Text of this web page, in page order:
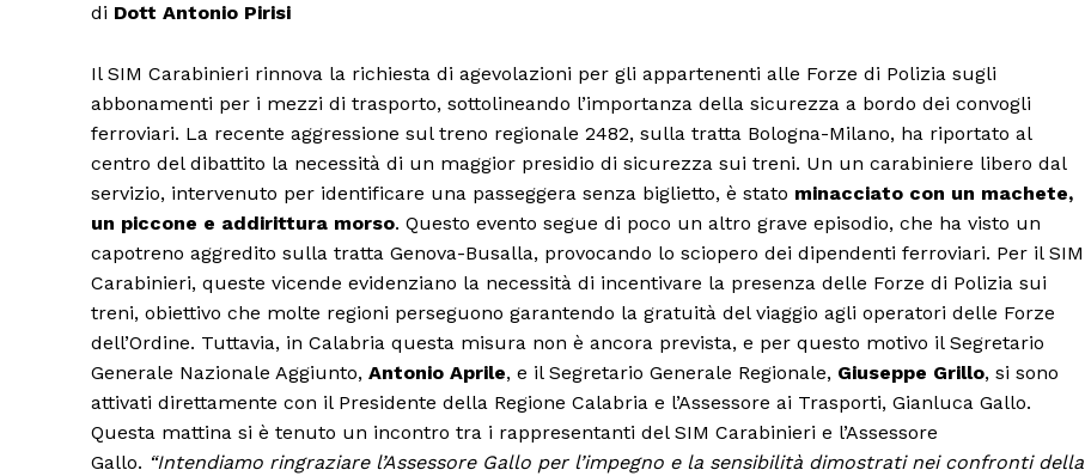
di Dott Antonio Pirisi
Il SIM Carabinieri rinnova la richiesta di agevolazioni per gli appartenenti alle Forze di Polizia sugli
abbonamenti per i mezzi di trasporto, sottolineando l’importanza della sicurezza a bordo dei convogli
ferroviari. La recente aggressione sul treno regionale 2482, sulla tratta Bologna-Milano, ha riportato al
centro del dibattito la necessità di un maggior presidio di sicurezza sui treni. Un un carabiniere libero dal
servizio, intervenuto per identificare una passeggera senza biglietto, è stato minacciato con un machete,
un piccone e addirittura morso. Questo evento segue di poco un altro grave episodio, che ha visto un
capotreno aggredito sulla tratta Genova-Busalla, provocando lo sciopero dei dipendenti ferroviari. Per il SIM
Carabinieri, queste vicende evidenziano la necessità di incentivare la presenza delle Forze di Polizia sui
treni, obiettivo che molte regioni perseguono garantendo la gratuità del viaggio agli operatori delle Forze
dell’Ordine. Tuttavia, in Calabria questa misura non è ancora prevista, e per questo motivo il Segretario
Generale Nazionale Aggiunto, Antonio Aprile, e il Segretario Generale Regionale, Giuseppe Grillo, si sono
attivati direttamente con il Presidente della Regione Calabria e l’Assessore ai Trasporti, Gianluca Gallo.
Questa mattina si è tenuto un incontro tra i rappresentanti del SIM Carabinieri e l’Assessore
Gallo. “Intendiamo ringraziare l’Assessore Gallo per l’impegno e la sensibilità dimostrati nei confronti della